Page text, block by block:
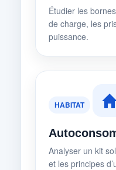
Étudier les
de charge, les
puissance.
HABITAT
Analyser un kit
et les principes